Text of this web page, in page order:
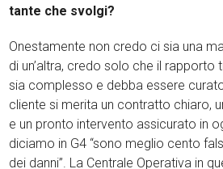
tante che svolgi?
Onestamente non credo ci sia una
di un’altra, credo solo che il rapporto
sia complesso e debba essere
cliente si merita un contratto chiaro,
e un pronto intervento assicurato in
diciamo in G4 “sono meglio cento
dei danni”. La Centrale Operativa in